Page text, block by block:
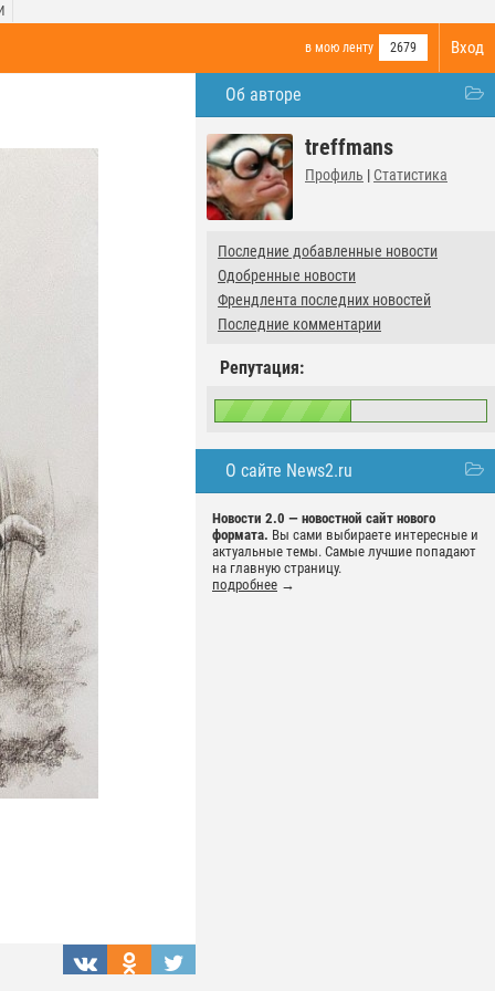
Вход
в мою ленту 2679
Об авторе
treffmans
Профиль | Статистика
Последние добавленные новости
Одобренные новости
Френдлента последних новостей
Последние комментарии
Репутация:
О сайте News2.ru
Новости 2.0 — новостной сайт нового
формата. Вы сами выбираете интересные и
актуальные темы. Самые лучшие попадают
на главную страницу.
подробнее →